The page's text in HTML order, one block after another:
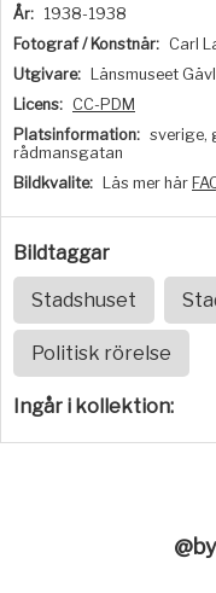
År: 1938-1938
Fotograf / Konstnär: Carl
Utgivare:
Länsmuseet
Licens: CC-PDM
Platsinformation: sverige,
rådmansgatan
Bildkvalite:
Läs mer här
Bildtaggar
Stadshuset
Politisk rörelse
Ingår i kollektion: